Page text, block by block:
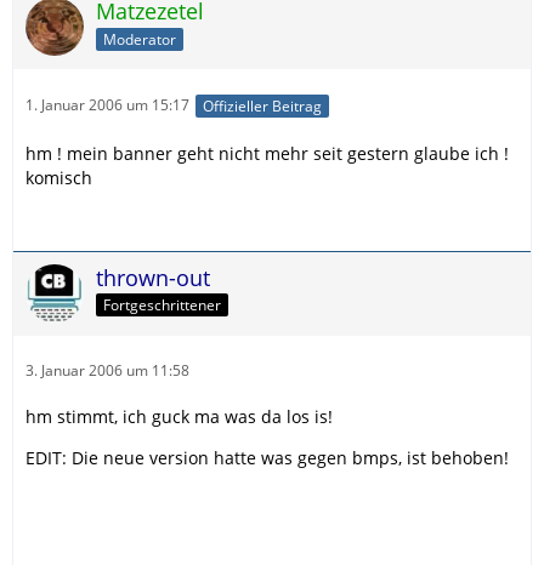
Matzezetel
Moderator
1. Januar 2006 um 15:17 Offizieller Beitrag
hm ! mein banner geht nicht mehr seit gestern glaube ich !
komisch
thrown-out
Fortgeschrittener
3. Januar 2006 um 11:58
hm stimmt, ich guck ma was da los is!
EDIT: Die neue version hatte was gegen bmps, ist behoben!